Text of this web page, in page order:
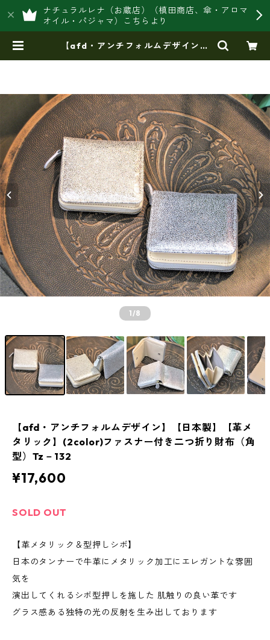
ナチュラルレナ（お蔵店）（槙田商店、傘・アロマ
オイル・パジャマ）こちらより
【afd・アンチフォルムデザイン】
布 専門店】レナ ジャパンメイ
ド ショップ
1/8
【afd・アンチフォルムデザイン】【日本製】【革メ
タリック】(2color)ファスナー付き二つ折り財布（角
型）Tz－132
¥17,600
SOLD OUT
【革メタリック＆型押しシボ】
日本のタンナーで牛革にメタリック加工にエレガントな雰囲
気を
演出してくれるシボ型押しを施した 肌触りの良い革です
グラス感ある独特の光の反射を生み出しております